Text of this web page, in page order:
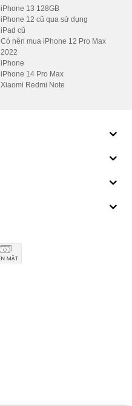
iPhone 13 128GB
iPhone 12 cũ qua sử dụng
iPad cũ
Có nên mua iPhone 12 Pro Max
2022
iPhone
iPhone 14 Pro Max
Xiaomi Redmi Note